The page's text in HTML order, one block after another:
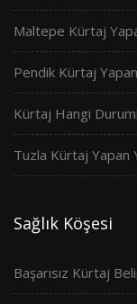
Maltepe Kürtaj
Pendik Kürtaj
Kürtaj Hangi
Tuzla Kürtaj Yapan
Sağlık Köşesi
Başarısız Kürtaj